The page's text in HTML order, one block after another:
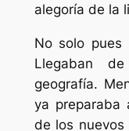
alegoría de la
No solo pues
Llegaban
geografía.
ya preparaba
de los nuevos